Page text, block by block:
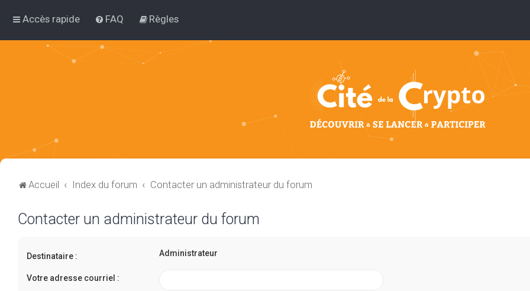
Accès rapide FAQ Règles
Accueil Index du forum Contacter un administrateur du forum
Contacter un administrateur du forum
Destinataire : Administrateur
Votre adresse courriel :